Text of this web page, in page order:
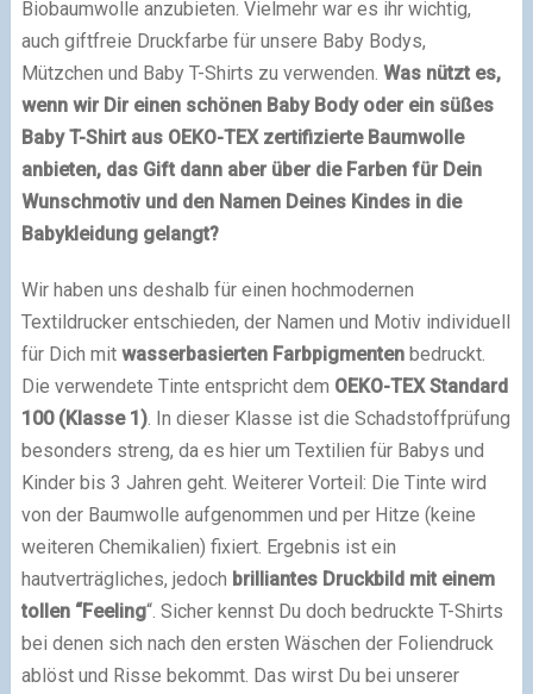
Biobaumwolle anzubieten. Vielmehr war es ihr wichtig,
auch giftfreie Druckfarbe für unsere Baby Bodys,
Mützchen und Baby T-Shirts zu verwenden. Was nützt es,
wenn wir Dir einen schönen Baby Body oder ein süßes
Baby T-Shirt aus OEKO-TEX zertifizierte Baumwolle
anbieten, das Gift dann aber über die Farben für Dein
Wunschmotiv und den Namen Deines Kindes in die
Babykleidung gelangt?
Wir haben uns deshalb für einen hochmodernen
Textildrucker entschieden, der Namen und Motiv individuell
für Dich mit wasserbasierten Farbpigmentenbedruckt.
Die verwendete Tinte entspricht dem OEKO-TEX Standard
100 (Klasse 1). In dieser Klasse ist die Schadstoffprüfung
besonders streng, da es hier um Textilien für Babys und
Kinder bis 3 Jahren geht. Weiterer Vorteil: Die Tinte wird
von der Baumwolle aufgenommen und per Hitze (keine
weiteren Chemikalien) fixiert. Ergebnis ist ein
hautverträgliches, jedoch brilliantes Druckbild mit einem
tollen “Feeling“. Sicher kennst Du doch bedruckte T-Shirts
bei denen sich nach den ersten Wäschen der Foliendruck
ablöst und Risse bekommt. Das wirst Du bei unserer